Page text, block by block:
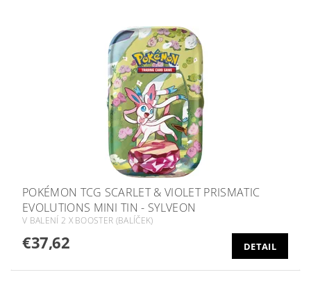
POKÉMON TCG SCARLET & VIOLET PRISMATIC
EVOLUTIONS MINI TIN - SYLVEON
V BALENÍ 2 X BOOSTER (BALÍČEK)
€37,62 DETAIL